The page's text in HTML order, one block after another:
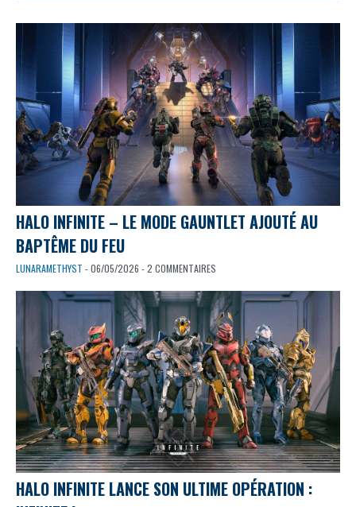
HALO INFINITE – LE MODE GAUNTLET AJOUTÉ AU
BAPTÊME DU FEU
LUNARAMETHYST - 06/05/2026 - 2 COMMENTAIRES
HALO INFINITE LANCE SON ULTIME OPÉRATION :